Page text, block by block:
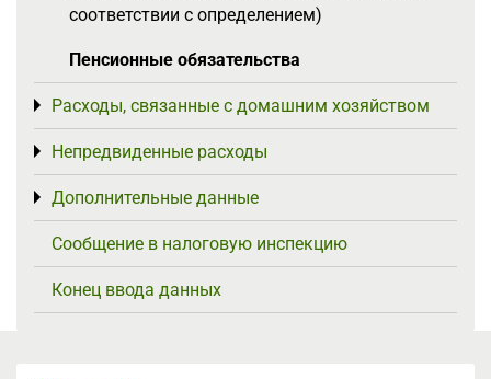
соответствии с определением)
Пенсионные обязательства
Расходы, связанные с домашним хозяйством
Toggle menu
Непредвиденные расходы
Toggle menu
Дополнительные данные
Toggle menu
Сообщение в налоговую инспекцию
Конец ввода данных